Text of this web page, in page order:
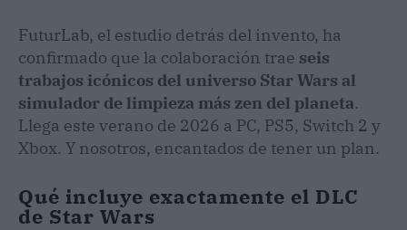
FuturLab, el estudio detrás del invento, ha
confirmado que la colaboración trae seis
trabajos icónicos del universo Star Wars al
simulador de limpieza más zen del planeta.
Llega este verano de 2026 a PC, PS5, Switch 2 y
Xbox. Y nosotros, encantados de tener un plan.
Qué incluye exactamente el DLC
de Star Wars